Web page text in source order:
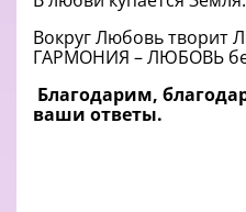
Вокруг Любовь творит
ГАРМОНИЯ – ЛЮБОВЬ
Благодарим,
ваши ответы.